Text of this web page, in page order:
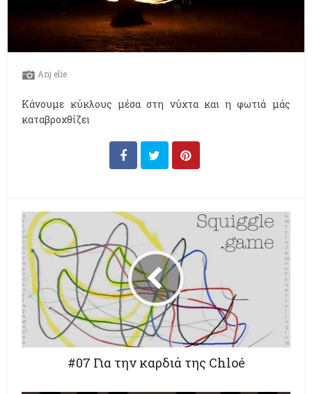
Anj elie
Kάνουμε κύκλους μέσα στη νύχτα και η φωτιά μάς
καταβροχθίζει
#07 Για την καρδιά της Chloé